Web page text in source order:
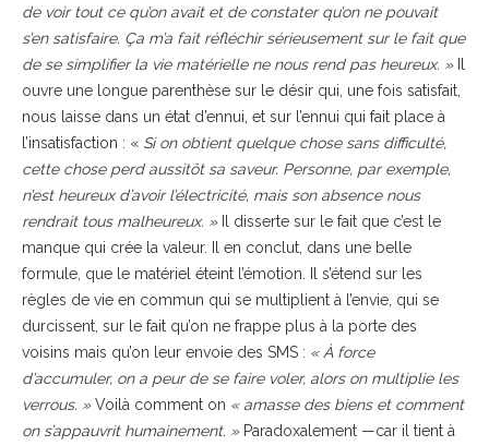
de voir tout ce qu’on avait et de constater qu’on ne pouvait
s’en satisfaire. Ça m’a fait réfléchir sérieusement sur le fait que
de se simplifier la vie matérielle ne nous rend pas heureux. »Il
ouvre une longue parenthèse sur le désir qui, une fois satisfait,
nous laisse dans un état d’ennui, et sur l’ennui qui fait place à
l’insatisfaction : « Si on obtient quelque chose sans difficulté,
cette chose perd aussitôt sa saveur. Personne, par exemple,
n’est heureux d’avoir l’électricité, mais son absence nous
rendrait tous malheureux. »Il disserte sur le fait que c’est le
manque qui crée la valeur. Il en conclut, dans une belle
formule, que le matériel éteint l’émotion. Il s’étend sur les
règles de vie en commun qui se multiplient à l’envie, qui se
durcissent, sur le fait qu’on ne frappe plus à la porte des
voisins mais qu’on leur envoie des SMS : « À force
d’accumuler, on a peur de se faire voler, alors on multiplie les
verrous. »Voilà comment on « amasse des biens et comment
on s’appauvrit humainement. »Paradoxalement —car il tient à